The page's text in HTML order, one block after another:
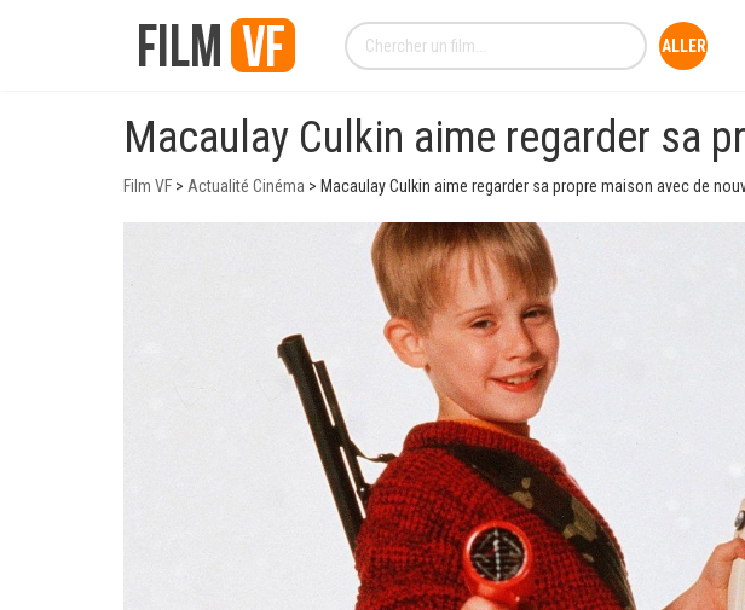
Macaulay Culkin aime regarder sa
Film VF > Actualité Cinéma > Macaulay Culkin aime regarder sa propre maison avec de